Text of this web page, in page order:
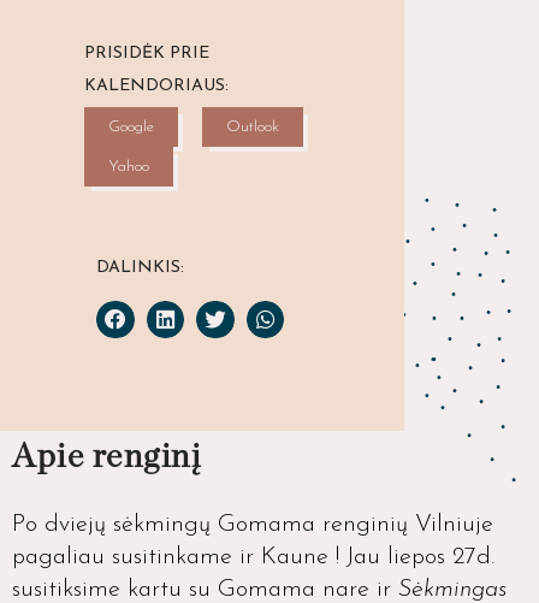
PRISIDĖK PRIE
KALENDORIAUS:
Google Outlook
Yahoo
DALINKIS:
Apie renginį
Po dviejų sėkmingų Gomama renginių Vilniuje
pagaliau susitinkame ir Kaune ! Jau liepos 27d.
susitiksime kartu su Gomama nare ir Sėkmingas